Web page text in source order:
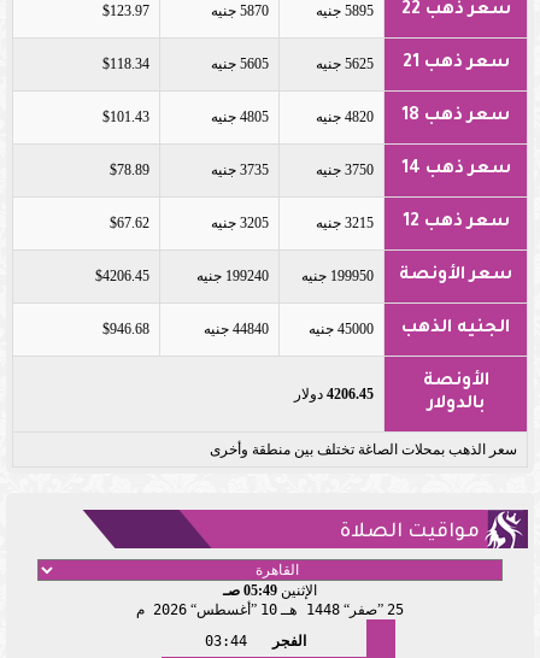
سعر ذهب 22 5895 جنيه 5870 جنيه $123.97
سعر ذهب 21 5625 جنيه 5605 جنيه $118.34
سعر ذهب 18 4820 جنيه 4805 جنيه $101.43
سعر ذهب 14 3750 جنيه 3735 جنيه $78.89
سعر ذهب 12 3215 جنيه 3205 جنيه $67.62
سعر الأونصة 199950 جنيه 199240 جنيه $4206.45
الجنيه الذهب 45000 جنيه 44840 جنيه $946.68
الأونصة
بالدولار
4206.45 دولار
سعر الذهب بمحلات الصاغة تختلف بين منطقة وأخرى
مواقيت الصلاة
الإثنين 05:49 صـ
25 صفر 1448 هـ 10 أغسطس 2026 م
الفجر
03:44